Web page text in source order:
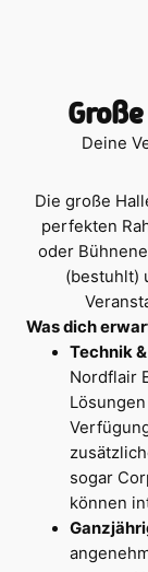
Deine
Die große
perfekten
oder
(bestuhlt)
Was dich
Technik
Nordflair
sogar
können